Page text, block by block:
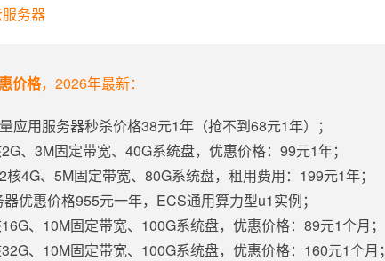
务器
价格，2026年最新：
应用服务器秒杀价格38元1年（抢不到68元1年）；
、3M固定带宽、40G系统盘，优惠价格：99元1年；
4G、5M固定带宽、80G系统盘，租用费用：199元1年；
优惠价格955元一年，ECS通用算力型u1实例；
、10M固定带宽、100G系统盘，优惠价格：89元1个月；
、10M固定带宽、100G系统盘，优惠价格：160元1个月；